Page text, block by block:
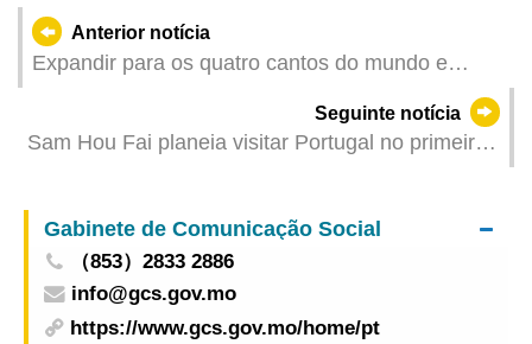
Anterior notícia
Expandir para os quatro cantos do mundo e
Seguinte notícia
Sam Hou Fai planeia visitar Portugal no primeiro
Gabinete de Comunicação Social
（853）2833 2886
info@gcs.gov.mo
https://www.gcs.gov.mo/home/pt